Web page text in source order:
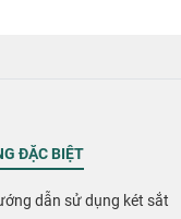
ĐẶC BIỆT
dẫn sử dụng két sắt